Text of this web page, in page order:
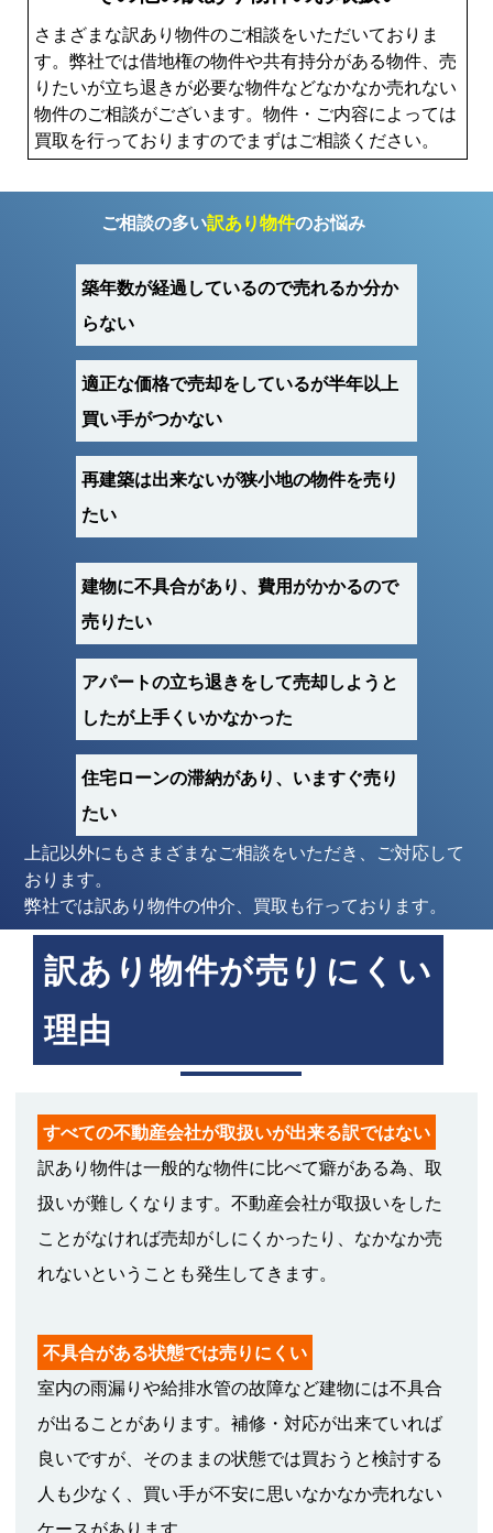
さまざまな訳あり物件のご相談をいただいておりま
す。弊社では借地権の物件や共有持分がある物件、売
りたいが立ち退きが必要な物件などなかなか売れない
物件のご相談がございます。物件・ご内容によっては
買取を行っておりますのでまずはご相談ください。
ご相談の多い訳あり物件のお悩み
築年数が経過しているので売れるか分か
らない
適正な価格で売却をしているが半年以上
買い手がつかない
再建築は出来ないが狭小地の物件を売り
たい
建物に不具合があり、費用がかかるので
売りたい
アパートの立ち退きをして売却しようと
したが上手くいかなかった
住宅ローンの滞納があり、いますぐ売り
たい
上記以外にもさまざまなご相談をいただき、ご対応して
おります。
弊社では訳あり物件の仲介、買取も行っております。
訳あり物件が売りにくい
理由
すべての不動産会社が取扱いが出来る訳ではない
訳あり物件は一般的な物件に比べて癖がある為、取
扱いが難しくなります。不動産会社が取扱いをした
ことがなければ売却がしにくかったり、なかなか売
れないということも発生してきます。
不具合がある状態では売りにくい
室内の雨漏りや給排水管の故障など建物には不具合
が出ることがあります。補修・対応が出来ていれば
良いですが、そのままの状態では買おうと検討する
人も少なく、買い手が不安に思いなかなか売れない